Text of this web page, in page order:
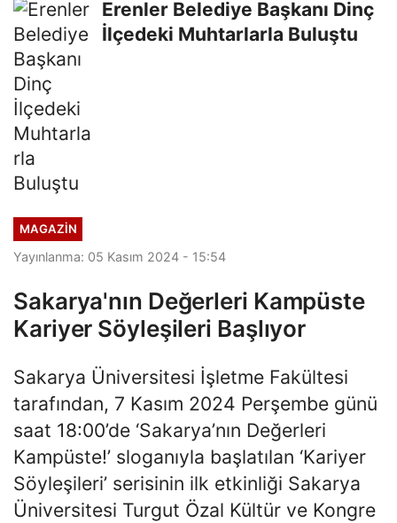
Erenler Belediye Başkanı Dinç
İlçedeki Muhtarlarla Buluştu
MAGAZİN
Yayınlanma: 05 Kasım 2024 - 15:54
Sakarya'nın Değerleri Kampüste
Kariyer Söyleşileri Başlıyor
Sakarya Üniversitesi İşletme Fakültesi
tarafından, 7 Kasım 2024 Perşembe günü
saat 18:00’de ‘Sakarya’nın Değerleri
Kampüste!’ sloganıyla başlatılan ‘Kariyer
Söyleşileri’ serisinin ilk etkinliği Sakarya
Üniversitesi Turgut Özal Kültür ve Kongre